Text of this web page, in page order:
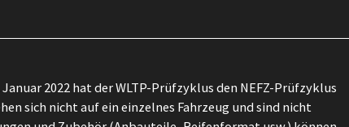
2022 hat der WLTP-Prüfzyklus den NEFZ-Prüfzyklus
sich nicht auf ein einzelnes Fahrzeug und sind nicht